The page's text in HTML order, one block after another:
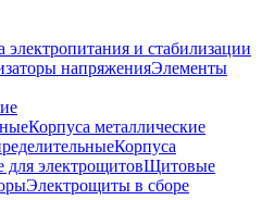
электропитания и стабилизации
напряженияЭлементы
Корпуса металлические
Корпуса
электрощитовЩитовые
Электрощиты в сборе